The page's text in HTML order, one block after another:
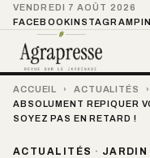
VENDREDI 7 AOÛT 2026
FACEBOOKINSTAGRAM
ACCUEIL › ACTUALITÉS ›
ABSOLUMENT REPIQUER
SOYEZ PAS EN RETARD !
ACTUALITÉS · JARDIN